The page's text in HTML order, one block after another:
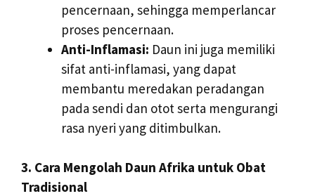
pencernaan, sehingga memperlancar
proses pencernaan.
Anti-Inflamasi: Daun ini juga memiliki
sifat anti-inflamasi, yang dapat
membantu meredakan peradangan
pada sendi dan otot serta mengurangi
rasa nyeri yang ditimbulkan.
3. Cara Mengolah Daun Afrika untuk Obat
Tradisional